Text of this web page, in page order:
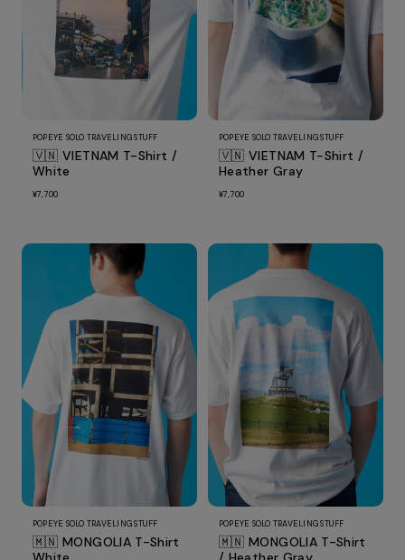
POPEYE SOLO TRAVELING STUFF
🇻🇳 VIETNAM T-Shirt /
White
¥7,700
POPEYE SOLO TRAVELING STUFF
🇻🇳 VIETNAM T-Shirt /
Heather Gray
¥7,700
POPEYE SOLO TRAVELING STUFF
🇲🇳 MONGOLIA T-Shirt
POPEYE SOLO TRAVELING STUFF
🇲🇳 MONGOLIA T-Shirt